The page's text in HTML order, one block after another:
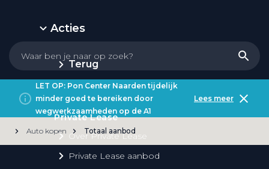
Acties
Terug
Private Lease
Over Private Lease
Private Lease aanbod
LET OP: Pon Center Naarden tijdelijk
minder goed te bereiken door
wegwerkzaamheden op de A1
Lees meer
Auto kopen Totaal aanbod